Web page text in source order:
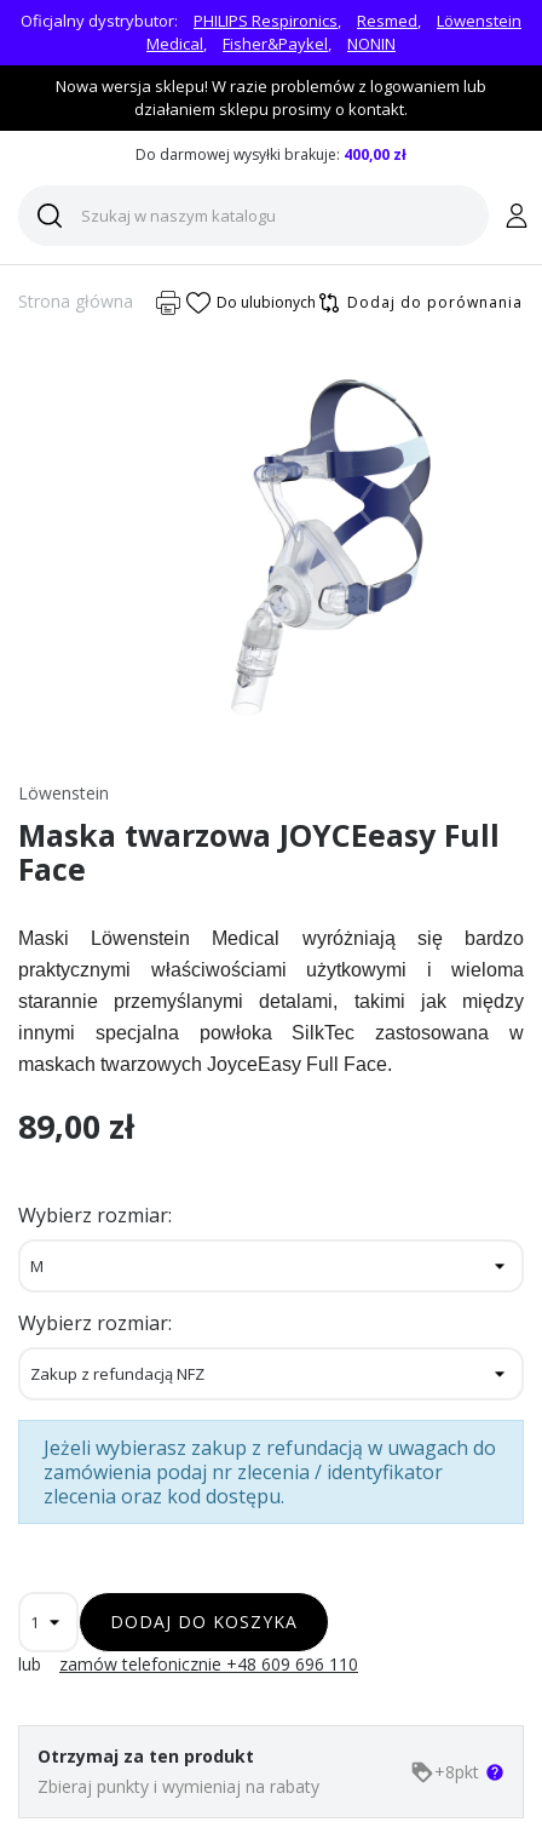
Oficjalny dystrybutor: PHILIPS Respironics, Resmed,
Löwenstein
Medical, Fisher&Paykel,
NONIN
Nowa wersja sklepu! W razie problemów z logowaniem lub
działaniem sklepu prosimy o kontakt.
Do darmowej wysyłki brakuje: 400,00 zł
Strona główna Do ulubionych Dodaj do porównania
Löwenstein
Maska twarzowa JOYCEeasy Full
Face
Maski Löwenstein Medical wyróżniają się bardzo
praktycznymi właściwościami użytkowymi i wieloma
starannie przemyślanymi detalami, takimi jak między
innymi specjalna powłoka SilkTec zastosowana w
maskach twarzowych JoyceEasy Full Face.
89,00 zł
Wybierz rozmiar:
Wybierz rozmiar:
Jeżeli wybierasz zakup z refundacją w uwagach do
zamówienia podaj nr zlecenia / identyfikator
zlecenia oraz kod dostępu.
DODAJ DO KOSZYKA
lub
zamów telefonicznie +48 609 696 110
Otrzymaj za ten produkt
Zbieraj punkty i wymieniaj na rabaty
loyalty+8pkt help